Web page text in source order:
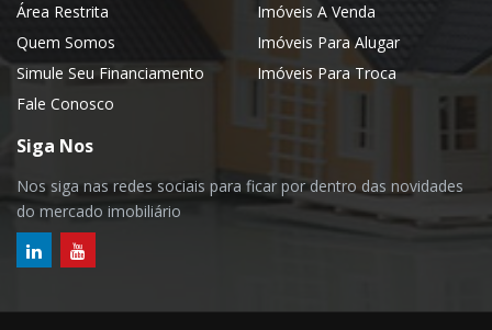
Área Restrita
Quem Somos
Simule Seu Financiamento
Fale Conosco
Imóveis A Venda
Imóveis Para Alugar
Imóveis Para Troca
Siga Nos
Nos siga nas redes sociais para ficar por dentro das novidades
do mercado imobiliário